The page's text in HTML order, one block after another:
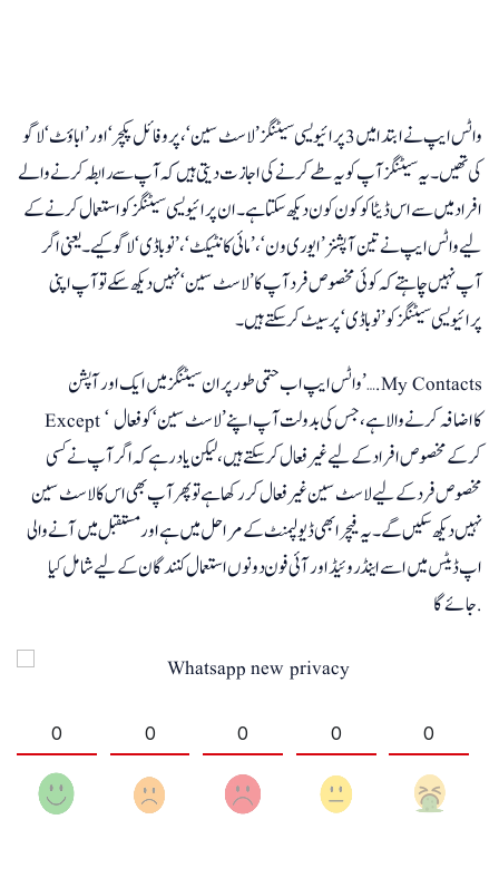
واٹس ایپ نے ابتدا میں 3 پرائیویسی سیٹنگز ’ لاسٹ سین‘، پروفائل پکچر‘ اور ’ اباؤٹ‘ لاگو
کی تھیں۔ یہ سیٹنگز آپ کو یہ طے کرنے کی اجازت دیتی ہیں کہ آپ سے رابطہ کرنے والے
افراد میں سے اس ڈیٹا کو کون کون دیکھ سکتا ہے۔ ان پرائیویسی سیٹنگز کو استعمال کرنے کے
لیے واٹس ایپ نے تین آپشنز ’ ایوری ون‘ ، ’مائی کانٹیکٹ‘ ، ’نو باڈی‘ لاگو کیے۔ یعنی اگر
آپ نہیں چاہتے کہ کوئی مخصوص فرد آپ کا ’ لاسٹ سین ‘ نہیں دیکھ سکے تو آپ اپنی
پرائیویسی سیٹنگز کو ’ نو باڈی ‘ پر سیٹ کر سکتے ہیں۔
واٹس ایپ اب حتمی طور پر ان سیٹنگز میں ایک اور آپشن’ ….My Contacts
Except ‘ کا اضافہ کرنے والا ہے، جس کی بدولت آپ اپنے ’ لاسٹ سین ‘ کو فعال
کرکے مخصوص افراد کے لیے غیر فعال کر سکتے ہیں، لیکن یاد رہے کہ اگر آپ نے کسی
مخصوص فرد کے لیے لاسٹ سین غیر فعال کر رکھا ہے تو پھر آپ بھی اس کا لاسٹ سین
نہیں دیکھ سکیں گے۔ یہ فیچر ابھی ڈیولپمنٹ کے مراحل میں ہے اور مستقبل میں آنے والی
اپ ڈیٹس میں اسے اینڈروئیڈ اور آئی فون دونوں استعمال کنندگان کے لیے شامل کیا
جائے گا.
0 0 0 0 0